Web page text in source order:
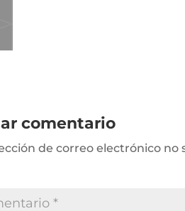
comentario
de correo electrónico no